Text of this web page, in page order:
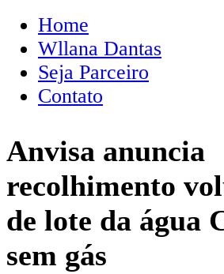
Home
Wllana Dantas
Seja Parceiro
Contato
Anvisa anuncia
recolhimento
de lote da água
sem gás